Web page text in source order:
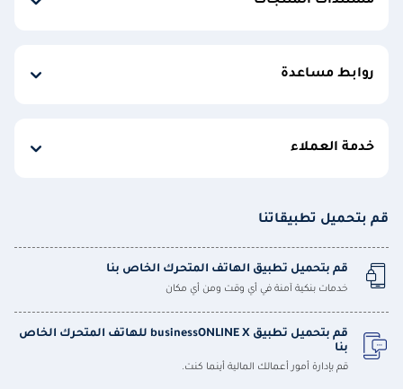
روابط مساعدة
خدمة العملاء
قم بتحميل تطبيقاتنا
قم بتحميل تطبيق الهاتف المتحرك الخاص بنا
خدمات بنكية آمنة في أي وقت ومن أي مكان
قم بتحميل تطبيق businessONLINE X للهاتف المتحرك الخاص
بنا
قم بإدارة أمور أعمالك المالية أينما كنت.